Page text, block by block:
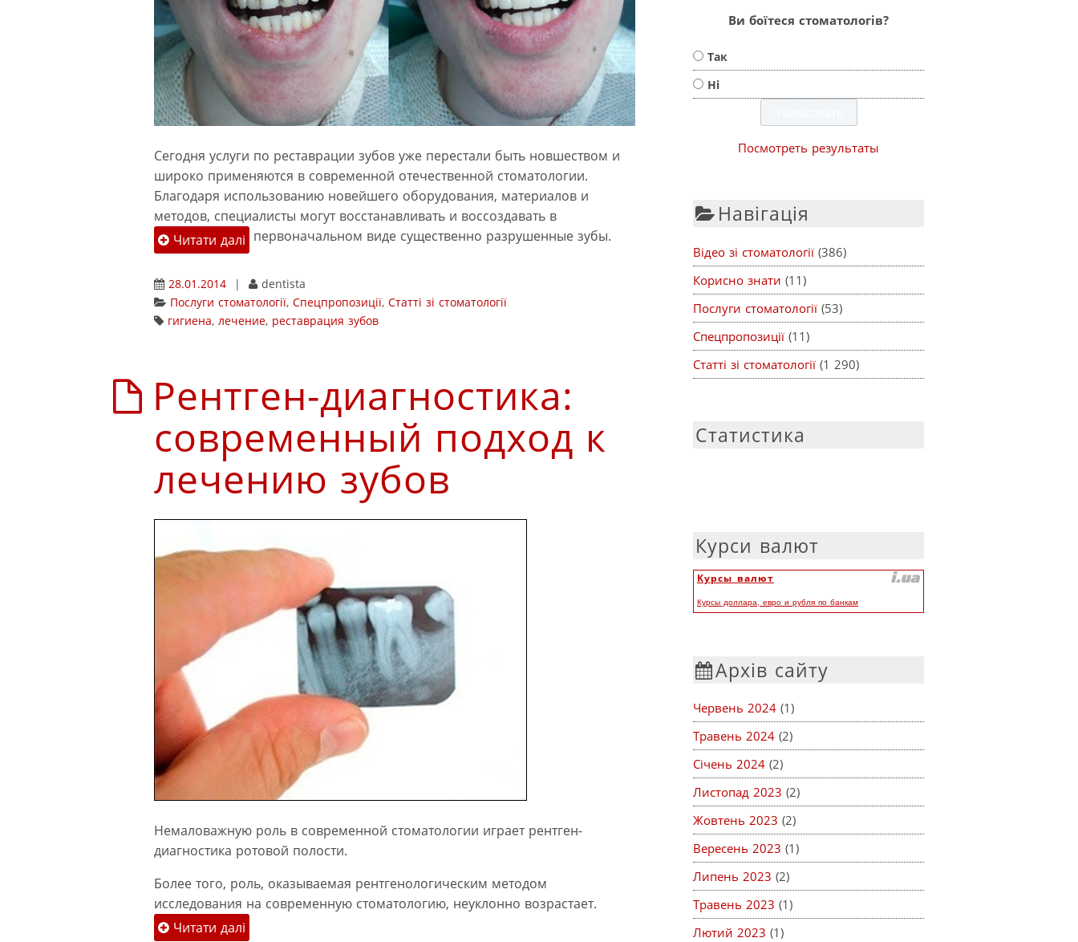
Сегодня услуги по реставрации зубов уже перестали быть новшеством и
широко применяются в современной отечественной стоматологии.
Благодаря использованию новейшего оборудования, материалов и
методов, специалисты могут восстанавливать и воссоздавать в
первоначальном виде существенно разрушенные зубы.
Читати далі
28.01.2014 |
dentista
Послуги стоматології, Спецпропозиції, Статті зі стоматології
гигиена, лечение, реставрация зубов
Рентген-диагностика:
современный подход к
лечению зубов
Немаловажную роль в современной стоматологии играет рентген-
диагностика ротовой полости.
Более того, роль, оказываемая рентгенологическим методом
исследования на современную стоматологию, неуклонно возрастает.
Читати далі
Ви боїтеся стоматологів?
Так
Ні
Посмотреть результаты
Навігація
Відео зі стоматології (386)
Корисно знати (11)
Послуги стоматології (53)
Спецпропозиції (11)
Статті зі стоматології (1 290)
Статистика
Курси валют
Курсы валют
Курсы доллара, евро и рубля по банкам
Архів сайту
Червень 2024 (1)
Травень 2024 (2)
Січень 2024 (2)
Листопад 2023 (2)
Жовтень 2023 (2)
Вересень 2023 (1)
Липень 2023 (2)
Травень 2023 (1)
Лютий 2023 (1)